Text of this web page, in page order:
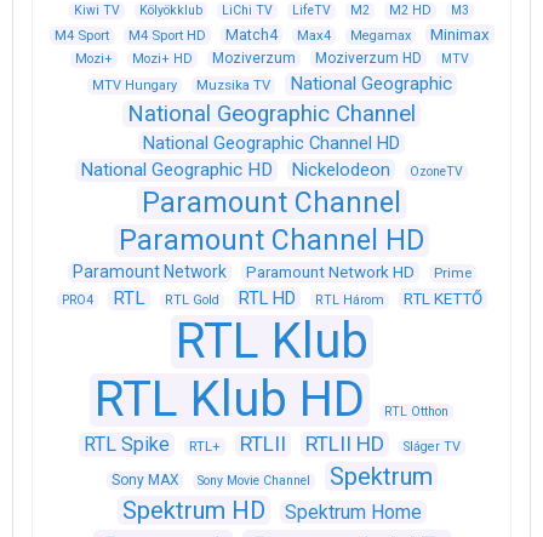
Kiwi TV
Kölyökklub LiChi TV LifeTV M2 M2 HD M3
M4 Sport M4 Sport HD Match4 Max4 Megamax Minimax
Mozi+ Mozi+ HD Moziverzum Moziverzum HD
MTV
MTV Hungary
Muzsika TV National Geographic
National Geographic Channel
National Geographic Channel HD
National Geographic HD
Nickelodeon OzoneTV
Paramount Channel
Paramount Channel HD
Paramount Network Paramount Network HD Prime
PRO4 RTL RTL Gold RTL HD RTL Három RTL KETTŐ
RTL Klub
RTL Klub HD
RTL Otthon
RTL Spike RTL+ RTLII RTLII HD Sláger TV
Sony MAX Sony Movie Channel
Spektrum
Spektrum HD
Spektrum Home